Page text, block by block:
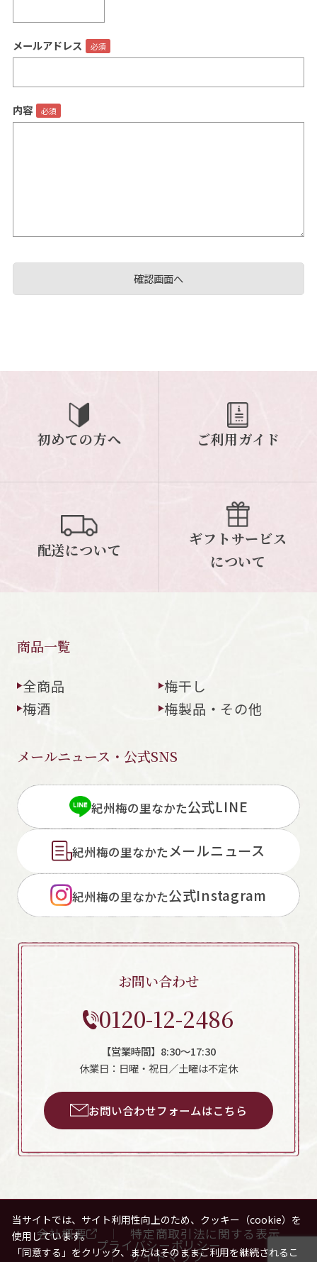
メールアドレス
内容
初めての方へ ご利用ガイド
配送について
ギフトサービス
について
商品一覧
全商品
梅干し
梅酒
梅製品・その他
メールニュース・公式SNS
紀州梅の里なかた公式LINE
紀州梅の里なかたメールニュース
紀州梅の里なかた公式Instagram
お問い合わせ
0120-12-2486
【営業時間】8:30～17:30
休業日：日曜・祝日／土曜は不定休
お問い合わせフォームはこちら
会社概要 特定商取引法に関する表示
プライバシーポリシー
サイトマップ
当サイトでは、サイト利用性向上のため、クッキー（cookie）を
使用しています。
「同意する」をクリック、またはそのままご利用を継続されるこ